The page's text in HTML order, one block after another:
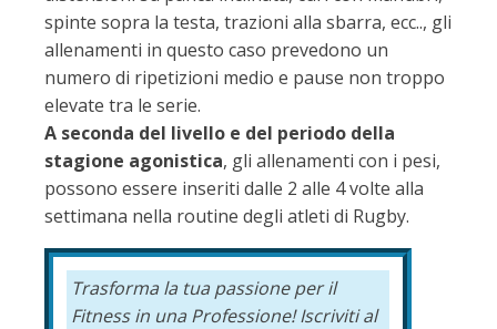
spinte sopra la testa, trazioni alla sbarra, ecc.., gli
allenamenti in questo caso prevedono un
numero di ripetizioni medio e pause non troppo
elevate tra le serie.
A seconda del livello e del periodo della
stagione agonistica, gli allenamenti con i pesi,
possono essere inseriti dalle 2 alle 4 volte alla
settimana nella routine degli atleti di Rugby.
Trasforma la tua passione per il
Fitness in una Professione! Iscriviti al